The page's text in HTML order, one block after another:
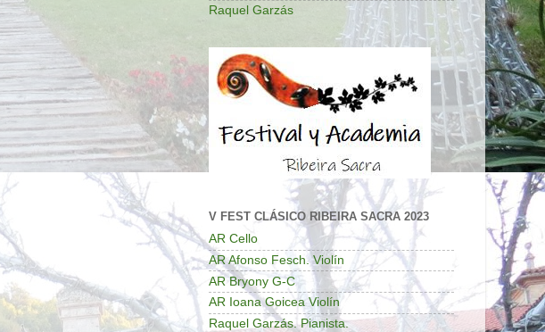
Raquel Garzás
V FEST CLÁSICO RIBEIRA SACRA 2023
AR Cello
AR Afonso Fesch. Violín
AR Bryony G-C
AR Ioana Goicea Violín
Raquel Garzás. Pianista.